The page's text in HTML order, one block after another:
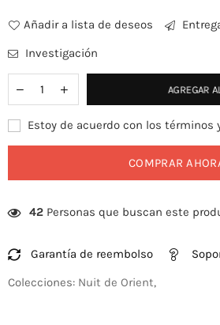
Añadir a lista de deseos
Investigación
AGREGAR
Estoy de acuerdo con los términos
COMPRAR
42 Personas que buscan este
Garantía de reembolso
Colecciones: Nuit de Orient,